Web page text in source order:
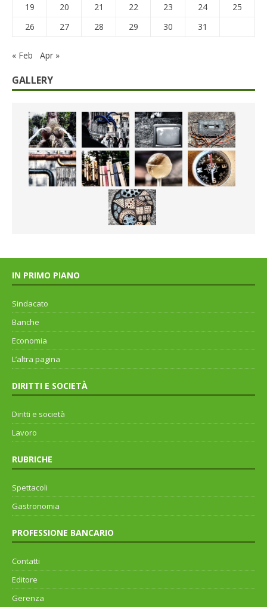
19
20 21 22 23 24
25
26
27 28 29 30 31
« Feb Apr »
GALLERY
IN PRIMO PIANO
Sindacato
Banche
Economia
L’altra pagina
DIRITTI E SOCIETÀ
Diritti e società
Lavoro
RUBRICHE
Spettacoli
Gastronomia
PROFESSIONE BANCARIO
Contatti
Editore
Gerenza